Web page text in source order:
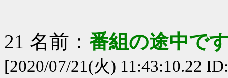
21 名前： 番組の途中で
[2020/07/21(火) 11:43:10.22